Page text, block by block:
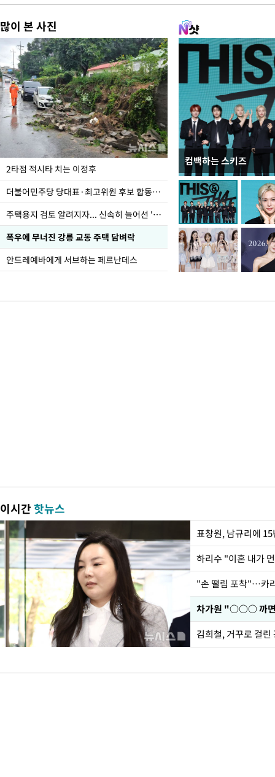
많이 본 사진
2타점 적시타 치는 이정후
더불어민주당 당대표·최고위원 후보 합동연설회
주택용지 검토 알려지자... 신속히 늘어선 '근조화환'
폭우에 무너진 강릉 교동 주택 담벼락
안드레예바에게 서브하는 페르난데스
컴백하는 스키즈
청와대 일주일
이시간핫뉴스
하리수 "이혼 내가
"손 떨림 포착"…카